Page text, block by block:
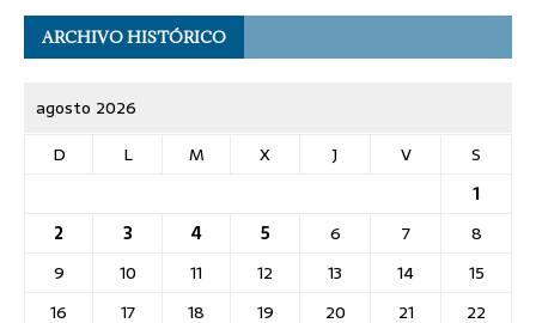
ARCHIVO HISTÓRICO
agosto 2026
D
L M X J V
S
1
2
3 4 5 6 7
8
9
10 11 12 13 14
15
16
17 18 19 20 21
22